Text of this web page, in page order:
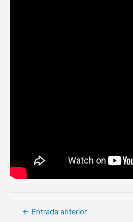
Navegación
← Entrada anterior